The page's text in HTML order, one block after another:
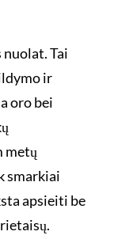
Tai
ir
oro bei
metų
smarkiai
apsieiti be